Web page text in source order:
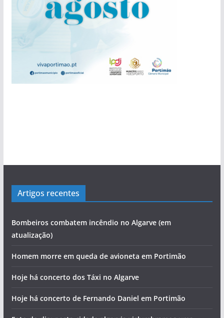
Artigos recentes
Bombeiros combatem incêndio no Algarve (em
atualização)
Homem morre em queda de avioneta em Portimão
Hoje há concerto dos Táxi no Algarve
Hoje há concerto de Fernando Daniel em Portimão